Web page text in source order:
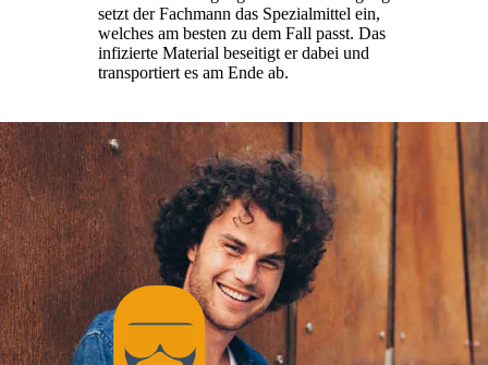
setzt der Fachmann das Spezialmittel ein,
welches am besten zu dem Fall passt. Das
infizierte Material beseitigt er dabei und
transportiert es am Ende ab.